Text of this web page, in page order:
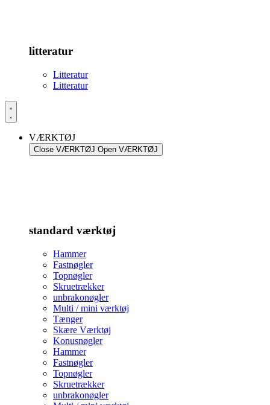
litteratur
Litteratur
Litteratur
VÆRKTØJ
Close VÆRKTØJ Open VÆRKTØJ
standard værktøj
Hammer
Fastnøgler
Topnøgler
Skruetrækker
unbrakonøgler
Multi / mini værktøj
Tænger
Skære Værktøj
Konusnøgler
Hammer
Fastnøgler
Topnøgler
Skruetrækker
unbrakonøgler